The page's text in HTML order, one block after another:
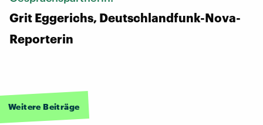
Grit Eggerichs, Deutschlandfunk-Nova-
Reporterin
Weitere Beiträge